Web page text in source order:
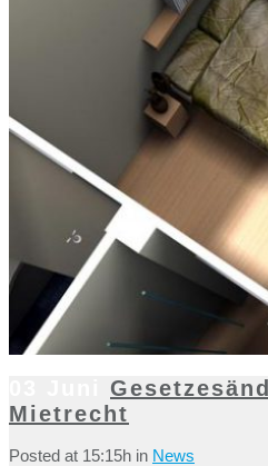
Mietrecht
Posted at 15:15h in News